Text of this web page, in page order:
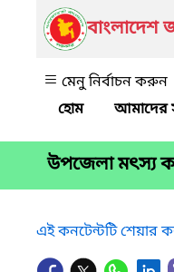
বাংলাদেশ
মেনু নির্বাচন করুন
আমাদের
উপজেলা মৎস্য
এই কনটেন্টটি শেয়ার